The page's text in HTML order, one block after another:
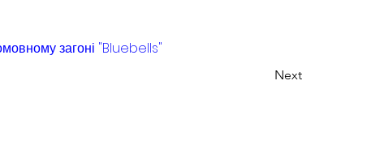
загоні "Bluebells"
Next